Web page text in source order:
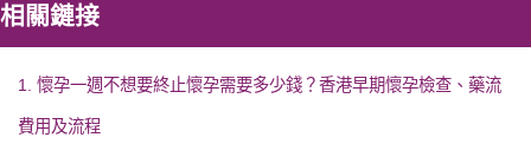
相關鏈接
1. 懷孕一週不想要終止懷孕需要多少錢？香港早期懷孕檢查、藥流
費用及流程